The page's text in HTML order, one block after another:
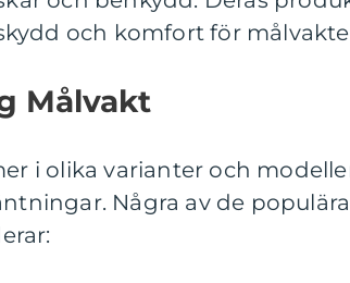
och komfort för
Målvakt
i olika varianter och
Några av de